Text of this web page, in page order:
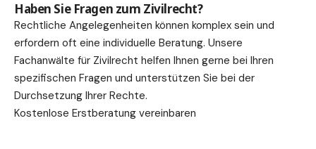
Haben Sie Fragen zum Zivilrecht?
Rechtliche Angelegenheiten können komplex sein und
erfordern oft eine individuelle Beratung. Unsere
Fachanwälte für Zivilrecht helfen Ihnen gerne bei Ihren
spezifischen Fragen und unterstützen Sie bei der
Durchsetzung Ihrer Rechte.
Kostenlose Erstberatung vereinbaren